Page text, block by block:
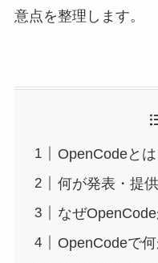
意点を整理します。
OpenCodeと
何が発表・提
なぜ
OpenCodeで